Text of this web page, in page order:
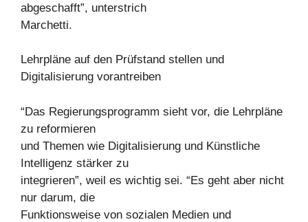
abgeschafft”, unterstrich
Marchetti.
Lehrpläne auf den Prüfstand stellen und
Digitalisierung vorantreiben
“Das Regierungsprogramm sieht vor, die Lehrpläne
zu reformieren
und Themen wie Digitalisierung und Künstliche
Intelligenz stärker zu
integrieren”, weil es wichtig sei. “Es geht aber nicht
nur darum, die
Funktionsweise von sozialen Medien und